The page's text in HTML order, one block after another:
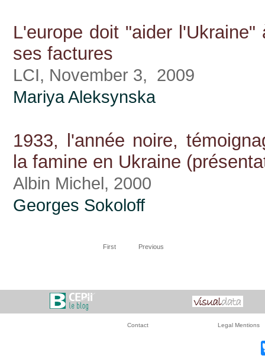
L'europe doit "aider l'Ukraine"
ses factures
LCI, November 3, 2009
Mariya Aleksynska
1933, l'année noire,
la famine en Ukraine
Albin Michel, 2000
Georges Sokoloff
First Previous
Contact Legal Mentions